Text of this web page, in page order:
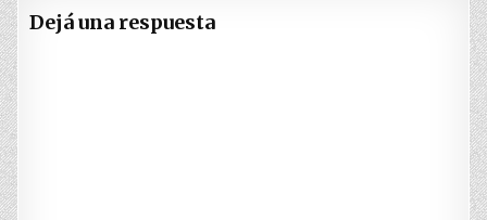
Dejá una respuesta